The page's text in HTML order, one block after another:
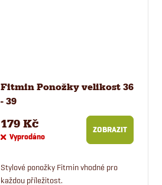
Fitmin Ponožky velikost 36
- 39
179 Kč
Vyprodáno
ZOBRAZIT
Stylové ponožky Fitmin vhodné pro
každou příležitost.